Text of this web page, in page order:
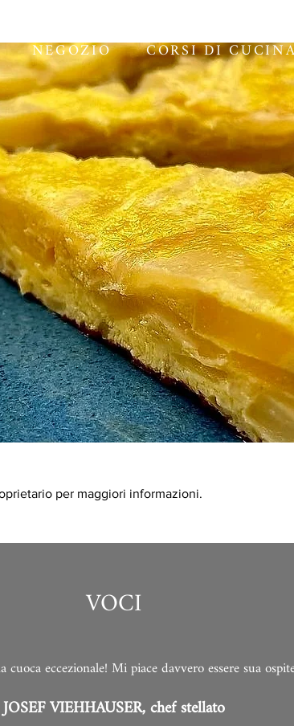
NEGOZIO
CORSI DI
per maggiori informazioni.
VOCI
eccezionale! Mi piace davvero essere sua
JOSEF VIEHHAUSER, chef stellato